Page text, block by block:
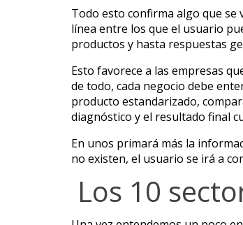
Todo esto confirma algo que se
línea entre los que el usuario
productos y hasta respuestas
Esto favorece a las empresas
de todo, cada negocio debe
producto estandarizado,
diagnóstico y el resultado final
En unos primará más la
no existen, el usuario se irá a
Los 10